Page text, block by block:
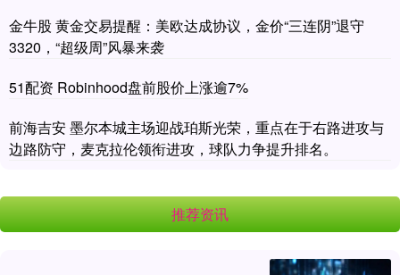
金牛股 黄金交易提醒：美欧达成协议，金价“三连阴”退守
3320，“超级周”风暴来袭
51配资 Robinhood盘前股价上涨逾7%
前海吉安 墨尔本城主场迎战珀斯光荣，重点在于右路进攻与
边路防守，麦克拉伦领衔进攻，球队力争提升排名。
推荐资讯